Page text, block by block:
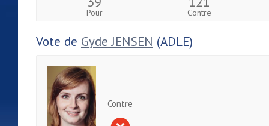
Pour Contre
Vote de Gyde JENSEN (ADLE)
Contre